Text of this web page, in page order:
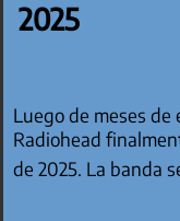
2025
Luego de meses
Radiohead
de 2025. La banda